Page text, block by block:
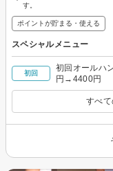
す。
ポイントが貯まる・使える
スペシャルメニュー
初回
初回オールハ
円→4400円
すべ